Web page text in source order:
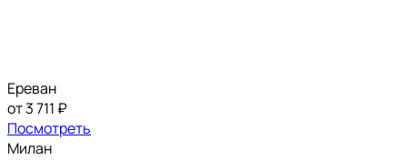
Ереван
от 3 711 ₽
Посмотреть
Милан